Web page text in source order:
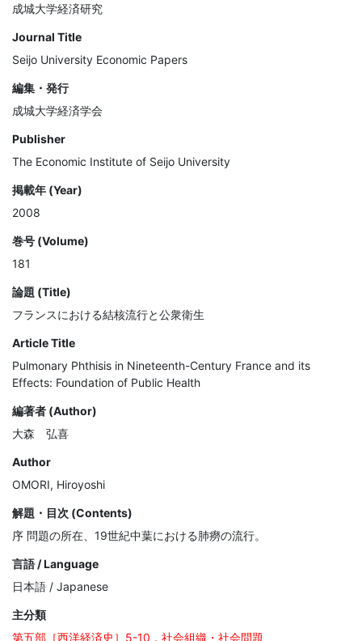
成城大学経済研究
Journal Title
Seijo University Economic Papers
編集・発行
成城大学経済学会
Publisher
The Economic Institute of Seijo University
掲載年 (Year)
2008
巻号 (Volume)
181
論題 (Title)
フランスにおける結核流行と公衆衛生
Article Title
Pulmonary Phthisis in Nineteenth-Century France and its
Effects: Foundation of Public Health
編著者 (Author)
大森 弘喜
Author
OMORI, Hiroyoshi
解題・目次 (Contents)
序 問題の所在、19世紀中葉における肺癆の流行。
言語 / Language
日本語 / Japanese
主分類
第五部［西洋経済史］5-10．社会組織・社会問題